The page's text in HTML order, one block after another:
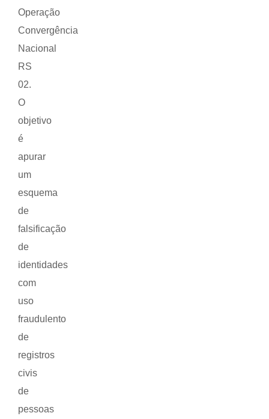
Operação
Convergência
Nacional
RS
02.
O
objetivo
é
apurar
um
esquema
de
falsificação
de
identidades
com
uso
fraudulento
de
registros
civis
de
pessoas